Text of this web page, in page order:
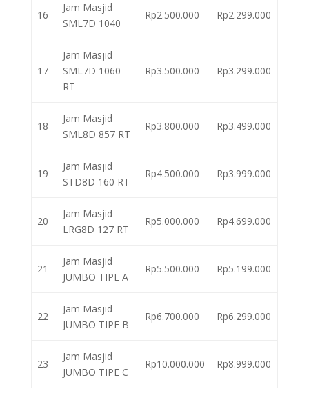
16
Jam Masjid
SML7D 1040
Rp2.500.000 Rp2.299.000
17
Jam Masjid
SML7D 1060
RT
Rp3.500.000 Rp3.299.000
18
Jam Masjid
SML8D 857 RT
Rp3.800.000 Rp3.499.000
19
Jam Masjid
STD8D 160 RT
Rp4.500.000 Rp3.999.000
20
Jam Masjid
LRG8D 127 RT
Rp5.000.000 Rp4.699.000
21
Jam Masjid
JUMBO TIPE A
Rp5.500.000 Rp5.199.000
22
Jam Masjid
JUMBO TIPE B
Rp6.700.000 Rp6.299.000
23
Jam Masjid
JUMBO TIPE C
Rp10.000.000 Rp8.999.000